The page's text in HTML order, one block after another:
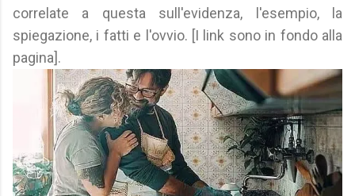
correlate a questa sull'evidenza, l'esempio, la
spiegazione, i fatti e l'ovvio. [I link sono in fondo alla
pagina].